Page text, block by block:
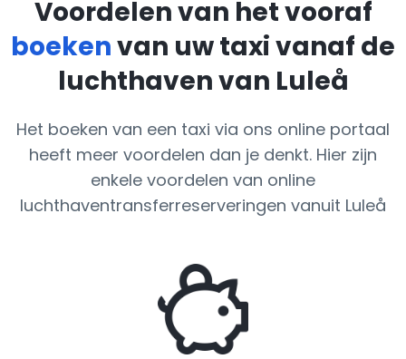
Voordelen van het vooraf
boekenvan uw taxi vanaf de
luchthaven van Luleå
Het boeken van een taxi via ons online portaal
heeft meer voordelen dan je denkt. Hier zijn
enkele voordelen van online
luchthaventransferreserveringen vanuit Luleå